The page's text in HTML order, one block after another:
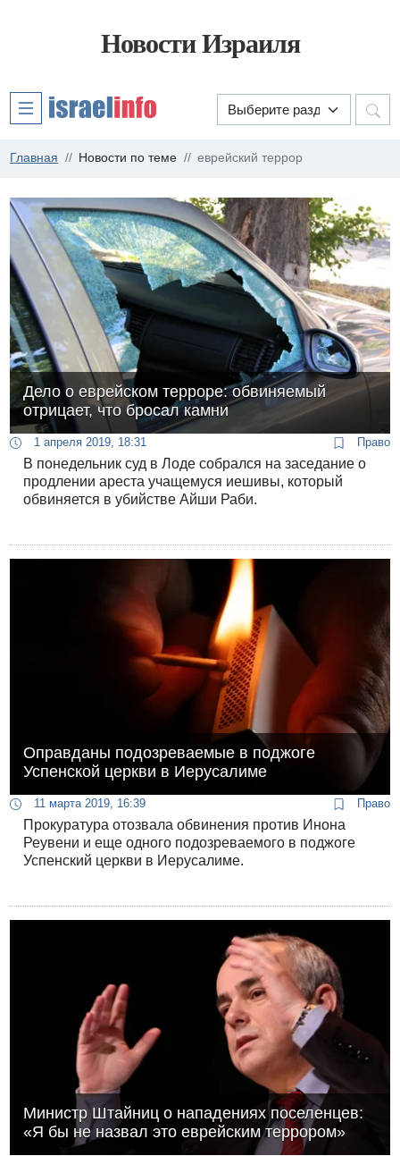
Новости Израиля
Главная Новости по теме еврейский террор
Дело о еврейском терроре: обвиняемый
отрицает, что бросал камни
1 апреля 2019, 18:31 Право
В понедельник суд в Лоде собрался на заседание о
продлении ареста учащемуся иешивы, который
обвиняется в убийстве Айши Раби.
Оправданы подозреваемые в поджоге
Успенской церкви в Иерусалиме
11 марта 2019, 16:39 Право
Прокуратура отозвала обвинения против Инона
Реувени и еще одного подозреваемого в поджоге
Успенский церкви в Иерусалиме.
Министр Штайниц о нападениях поселенцев:
«Я бы не назвал это еврейским террором»